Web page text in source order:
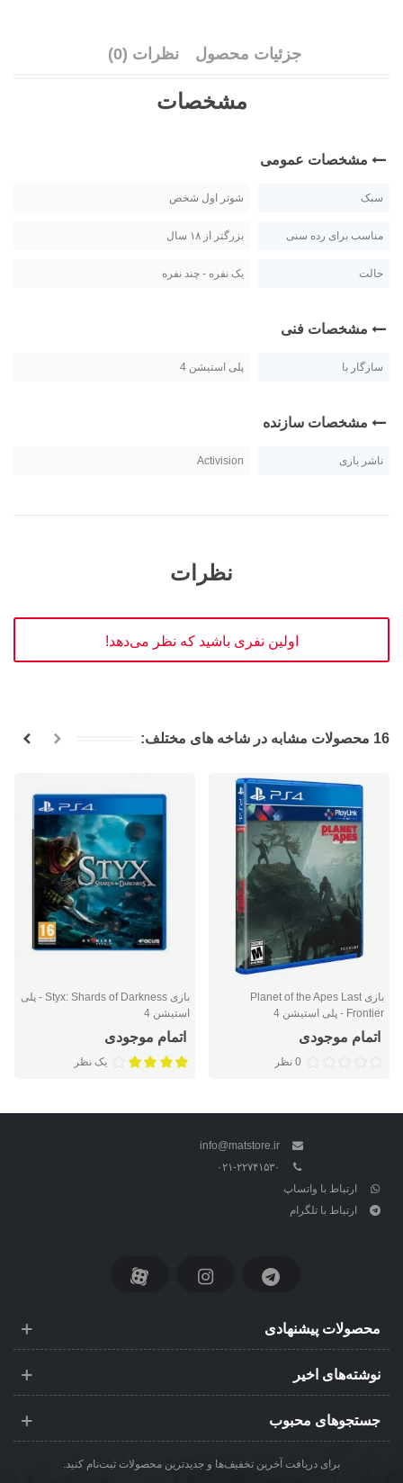
جزئیات محصول نظرات (0)
مشخصات
مشخصات عمومی
سبک شوتر اول شخص
مناسب برای رده سنی بزرگتر از ۱۸ سال
حالت یک نفره - چند نفره
مشخصات فنی
سازگار با پلی استیشن 4
مشخصات سازنده
ناشر بازی Activision
نظرات
اولین نفری باشید که نظر می‌دهد!
16 محصولات مشابه در شاخه های مختلف:
بازی Planet of the Apes Last
Frontier - پلی استیشن 4
اتمام موجودی
0 نظر
بازی Styx: Shards of Darkness - پلی
استیشن 4
اتمام موجودی
یک نظر
info@matstore.ir
۰۲۱-۲۲۷۴۱۵۳۰
ارتباط با واتساپ
ارتباط با تلگرام
محصولات پیشنهادی
نوشته‌های اخیر
جستجوهای محبوب
برای دریافت آخرین تخفیف‌ها و جدیدترین محصولات ثبت‌نام کنید.